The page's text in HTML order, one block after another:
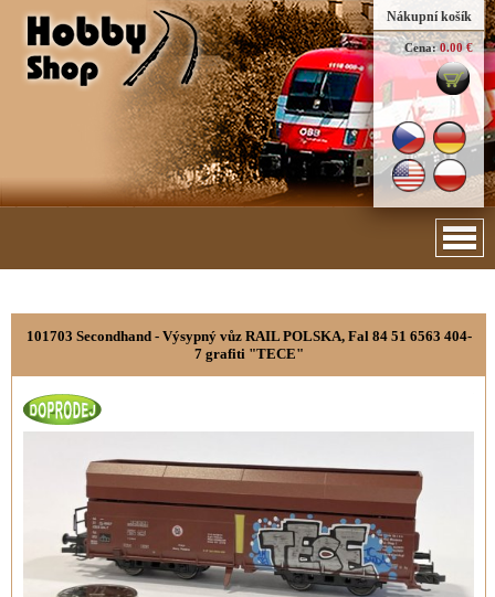
Nákupní košík
Cena: 0.00 €
101703 Secondhand - Výsypný vůz RAIL POLSKA, Fal 84 51 6563 404-
7 grafiti "TECE"